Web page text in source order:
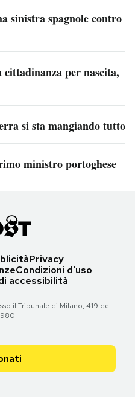
sinistra spagnole contro
per nascita,
si sta mangiando tutto
ministro portoghese
Privacy
Condizioni d'uso
accessibilità
il Tribunale di Milano, 419 del